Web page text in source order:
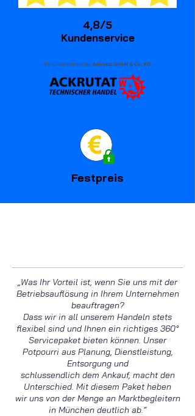
4,8/5
Kundenservice
Festpreis
„Was Ihr Vorteil ist, wenn Sie uns mit der
Betriebsauflösung in Ihrem Unternehmen
beauftragen?
Dass wir in all unserem Handeln stets
flexibel sind und Ihnen ein richtiges 360°
Servicepaket bieten können. Unser
Potpourri aus Planung, Dienstleistung,
Entsorgung und
schlussendlich dem Ankauf, macht den
Unterschied. Mit diesem Paket heben
wir uns von der Menge an Marktbegleitern
in München deutlich ab.“